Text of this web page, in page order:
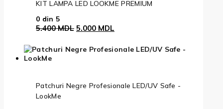
KIT LAMPA LED LOOKME PREMIUM
0 din 5
5.400MDL Prețul
a
fost:
5.000 MDL
este:
Patchuri Negre Profesionale LED/UV Safe -
LookMe